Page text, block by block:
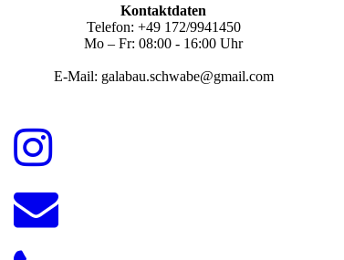
Kontaktdaten
Telefon: +49 172/9941450
Mo – Fr: 08:00 - 16:00 Uhr
E-Mail: galabau.schwabe@gmail.com